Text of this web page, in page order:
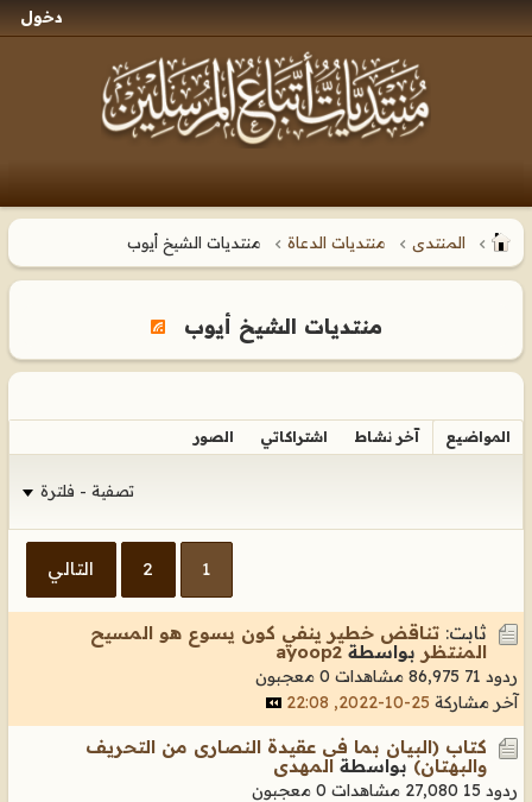
دخول
المنتدى منتديات الدعاة منتديات الشيخ أيوب
منتديات الشيخ أيوب
المواضيع آخر نشاط اشتراكاتي الصور
تصفية - فلترة
1
2 التالي
ثابت: تناقض خطير ينفي كون يسوع هو المسيح
المنتظر بواسطةayoop2
ردود 71 86,975 مشاهدات
0 معجبون
آخر مشاركة 25-10-2022, 22:08
كتاب (البيان بما فى عقيدة النصارى من التحريف
والبهتان) بواسطة المهدى
ردود 15 27,080 مشاهدات
0 معجبون